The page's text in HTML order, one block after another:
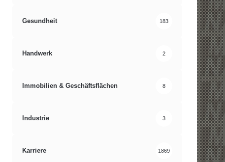
Gesundheit 183
Handwerk 2
Immobilien & Geschäftsflächen 8
Industrie 3
Karriere 1869